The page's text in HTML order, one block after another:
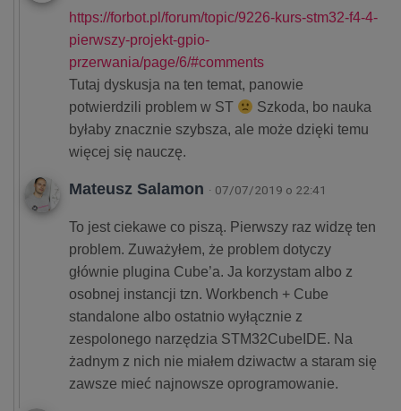
https://forbot.pl/forum/topic/9226-kurs-stm32-f4-4-
pierwszy-projekt-gpio-
przerwania/page/6/#comments
Tutaj dyskusja na ten temat, panowie
potwierdzili problem w ST
Szkoda, bo nauka
byłaby znacznie szybsza, ale może dzięki temu
więcej się nauczę.
Mateusz Salamon · 07/07/2019 o 22:41
To jest ciekawe co piszą. Pierwszy raz widzę ten
problem. Zuważyłem, że problem dotyczy
głównie plugina Cube’a. Ja korzystam albo z
osobnej instancji tzn. Workbench + Cube
standalone albo ostatnio wyłącznie z
zespolonego narzędzia STM32CubeIDE. Na
żadnym z nich nie miałem dziwactw a staram się
zawsze mieć najnowsze oprogramowanie.